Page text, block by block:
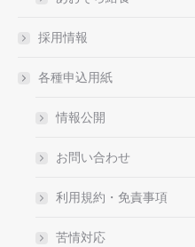
採用情報
各種申込用紙
情報公開
お問い合わせ
利用規約・免責事項
苦情対応